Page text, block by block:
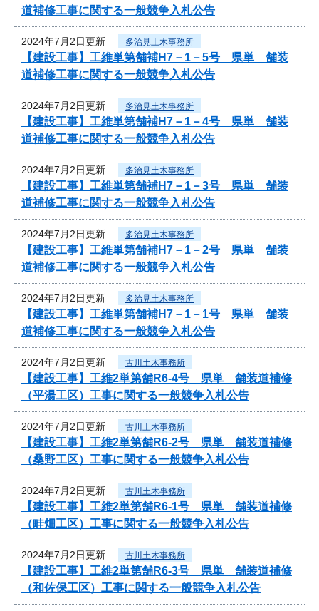
道補修工事に関する一般競争入札公告
2024年7月2日更新 多治見土木事務所
【建設工事】工維単第舗補H7－1－5号 県単 舗装
道補修工事に関する一般競争入札公告
2024年7月2日更新 多治見土木事務所
【建設工事】工維単第舗補H7－1－4号 県単 舗装
道補修工事に関する一般競争入札公告
2024年7月2日更新 多治見土木事務所
【建設工事】工維単第舗補H7－1－3号 県単 舗装
道補修工事に関する一般競争入札公告
2024年7月2日更新 多治見土木事務所
【建設工事】工維単第舗補H7－1－2号 県単 舗装
道補修工事に関する一般競争入札公告
2024年7月2日更新 多治見土木事務所
【建設工事】工維単第舗補H7－1－1号 県単 舗装
道補修工事に関する一般競争入札公告
2024年7月2日更新 古川土木事務所
【建設工事】工維2単第舗R6-4号 県単 舗装道補修
（平湯工区）工事に関する一般競争入札公告
2024年7月2日更新 古川土木事務所
【建設工事】工維2単第舗R6-2号 県単 舗装道補修
（桑野工区）工事に関する一般競争入札公告
2024年7月2日更新 古川土木事務所
【建設工事】工維2単第舗R6-1号 県単 舗装道補修
（畦畑工区）工事に関する一般競争入札公告
2024年7月2日更新 古川土木事務所
【建設工事】工維2単第舗R6-3号 県単 舗装道補修
（和佐保工区）工事に関する一般競争入札公告